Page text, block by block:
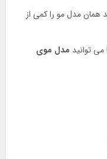
همان مدل مو را کمی از
توانید مدل موی